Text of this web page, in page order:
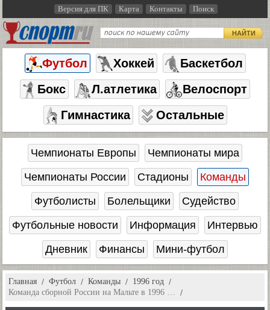
Версия для ПК Карта Контакты Поиск
НАЙТИ
Футбол Хоккей
Баскетбол
Бокс
Л.атлетика
Велоспорт
Гимнастика
Остальные
Чемпионаты Европы
Чемпионаты мира
Чемпионаты России
Стадионы
Команды
Футболисты
Болельщики
Судейство
Футбольные новости
Информация
Интервью
Дневник
Финансы Мини-футбол
Главная Футбол Команды
1996 год
Команда сборной России на Мальте в 1996 …